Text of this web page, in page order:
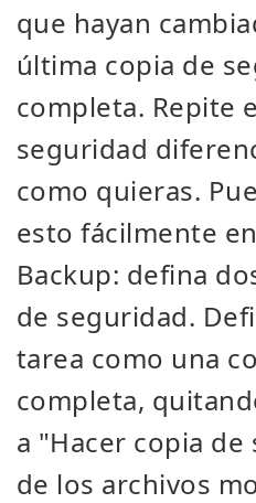
que hayan
última copia de
completa. Repite
seguridad
como quieras.
esto fácilmente
Backup: defina
de seguridad.
tarea como una
completa,
a "Hacer copia
de los archivos